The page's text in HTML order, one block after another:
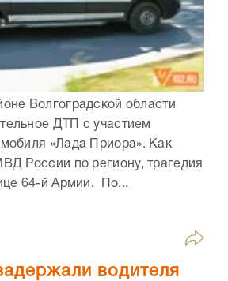
Волгоградской области
ДТП с участием
«Лада Приора». Как
России по региону, трагедия
64-й Армии. По...
водителя